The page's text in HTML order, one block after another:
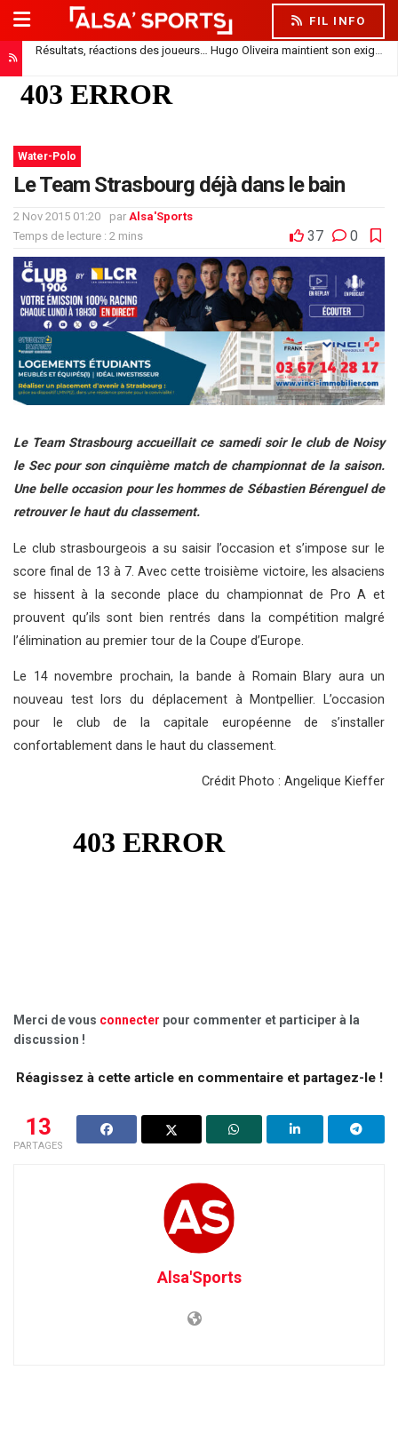
FIL INFO
Résultats, réactions des joueurs… Hugo Oliveira maintient son exigence
Doukouré absent de la feuille de match : simple repos ou départ imminent ?
Water-Polo
Le Team Strasbourg déjà dans le bain
2 Nov 2015 01:20 par Alsa'Sports
Temps de lecture : 2 mins
37 0
Le Team Strasbourg accueillait ce samedi soir le club de Noisy
le Sec pour son cinquième match de championnat de la saison.
Une belle occasion pour les hommes de Sébastien Bérenguel de
retrouver le haut du classement.
Le club strasbourgeois a su saisir l’occasion et s’impose sur le
score final de 13 à 7. Avec cette troisième victoire, les alsaciens
se hissent à la seconde place du championnat de Pro A et
prouvent qu’ils sont bien rentrés dans la compétition malgré
l’élimination au premier tour de la Coupe d’Europe.
Le 14 novembre prochain, la bande à Romain Blary aura un
nouveau test lors du déplacement à Montpellier. L’occasion
pour le club de la capitale européenne de s’installer
confortablement dans le haut du classement.
Crédit Photo : Angelique Kieffer
Merci de vous connecter pour commenter et participer à la
discussion !
Réagissez à cette article en commentaire et partagez-le !
13
PARTAGES
Alsa'Sports